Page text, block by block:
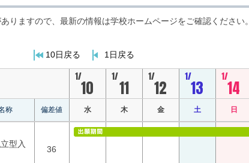
ますので、最新の情報は学校ホームページをご確認ください。
10日戻る 1日戻る
1/
10
1/
11
1/
12
1/
13
1/
14
称 偏差値 水 木 金 土 日
型入
36